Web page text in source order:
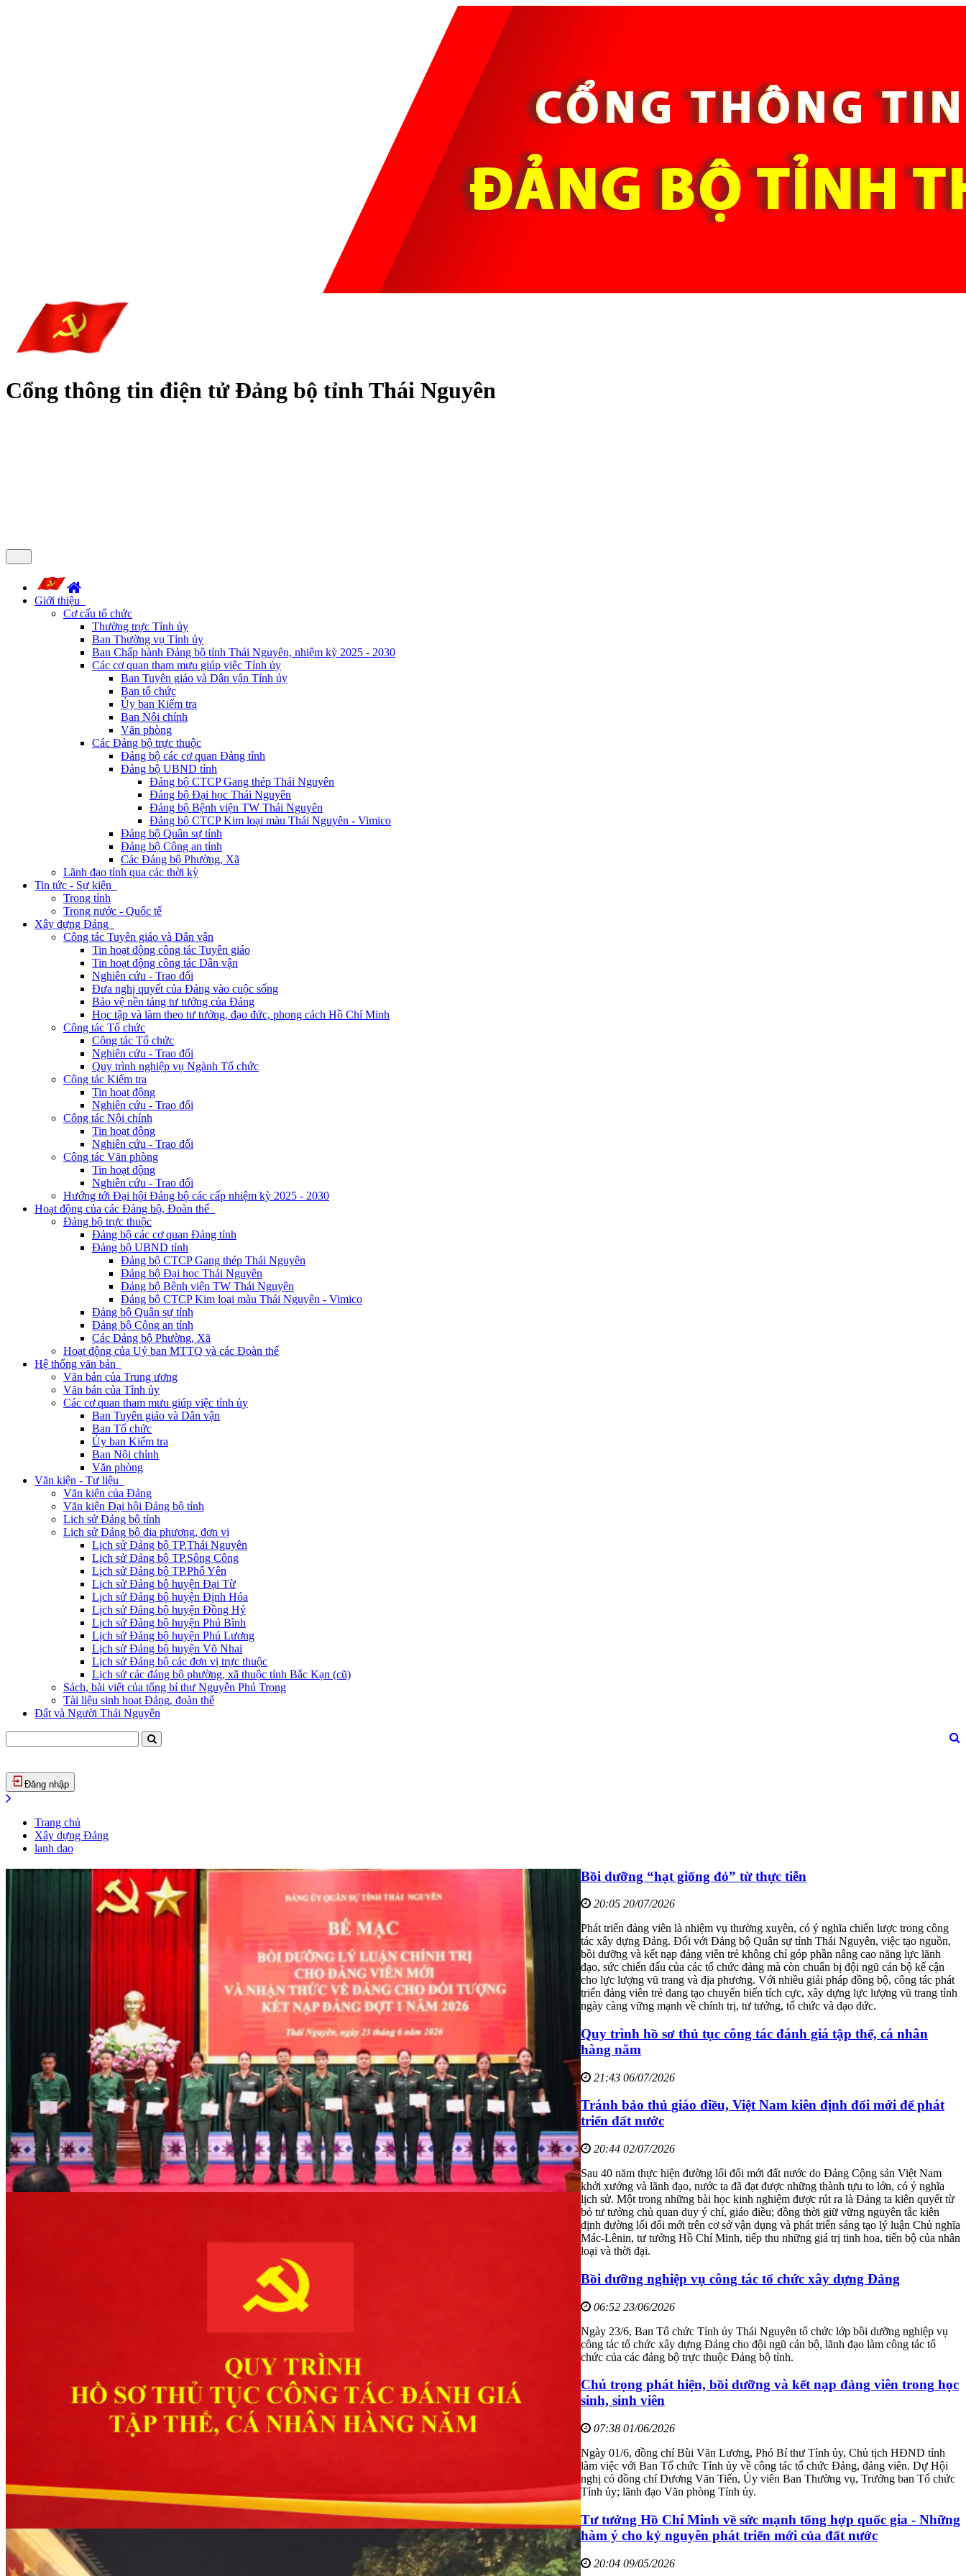
Cổng thông tin điện tử Đảng bộ tỉnh Thái Nguyên
Giới thiệu
Cơ cấu tổ chức
Thường trực Tỉnh ủy
Ban Thường vụ Tỉnh ủy
Ban Chấp hành Đảng bộ tỉnh Thái Nguyên, nhiệm kỳ 2025 - 2030
Các cơ quan tham mưu giúp việc Tỉnh ủy
Ban Tuyên giáo và Dân vận Tỉnh ủy
Ban tổ chức
Ủy ban Kiểm tra
Ban Nội chính
Văn phòng
Các Đảng bộ trực thuộc
Đảng bộ các cơ quan Đảng tỉnh
Đảng bộ UBND tỉnh
Đảng bộ CTCP Gang thép Thái Nguyên
Đảng bộ Đại học Thái Nguyên
Đảng bộ Bệnh viện TW Thái Nguyên
Đảng bộ CTCP Kim loại màu Thái Nguyên - Vimico
Đảng bộ Quân sự tỉnh
Đảng bộ Công an tỉnh
Các Đảng bộ Phường, Xã
Lãnh đạo tỉnh qua các thời kỳ
Tin tức - Sự kiện
Trong tỉnh
Trong nước - Quốc tế
Xây dựng Đảng
Công tác Tuyên giáo và Dân vận
Tin hoạt động công tác Tuyên giáo
Tin hoạt động công tác Dân vận
Nghiên cứu - Trao đổi
Đưa nghị quyết của Đảng vào cuộc sống
Bảo vệ nền tảng tư tưởng của Đảng
Học tập và làm theo tư tưởng, đạo đức, phong cách Hồ Chí Minh
Công tác Tổ chức
Công tác Tổ chức
Nghiên cứu - Trao đổi
Quy trình nghiệp vụ Ngành Tổ chức
Công tác Kiểm tra
Tin hoạt động
Nghiên cứu - Trao đổi
Công tác Nội chính
Tin hoạt động
Nghiên cứu - Trao đổi
Công tác Văn phòng
Tin hoạt động
Nghiên cứu - Trao đổi
Hướng tới Đại hội Đảng bộ các cấp nhiệm kỳ 2025 - 2030
Hoạt động của các Đảng bộ, Đoàn thể
Đảng bộ trực thuộc
Đảng bộ các cơ quan Đảng tỉnh
Đảng bộ UBND tỉnh
Đảng bộ CTCP Gang thép Thái Nguyên
Đảng bộ Đại học Thái Nguyên
Đảng bộ Bệnh viện TW Thái Nguyên
Đảng bộ CTCP Kim loại màu Thái Nguyên - Vimico
Đảng bộ Quân sự tỉnh
Đảng bộ Công an tỉnh
Các Đảng bộ Phường, Xã
Hoạt động của Uỷ ban MTTQ và các Đoàn thể
Hệ thống văn bản
Văn bản của Trung ương
Văn bản của Tỉnh ủy
Các cơ quan tham mưu giúp việc tỉnh ủy
Ban Tuyên giáo và Dân vận
Ban Tổ chức
Ủy ban Kiểm tra
Ban Nội chính
Văn phòng
Văn kiện - Tư liệu
Văn kiện của Đảng
Văn kiện Đại hội Đảng bộ tỉnh
Lịch sử Đảng bộ tỉnh
Lịch sử Đảng bộ địa phương, đơn vị
Lịch sử Đảng bộ TP.Thái Nguyên
Lịch sử Đảng bộ TP.Sông Công
Lịch sử Đảng bộ TP.Phổ Yên
Lịch sử Đảng bộ huyện Đại Từ
Lịch sử Đảng bộ huyện Định Hóa
Lịch sử Đảng bộ huyện Đồng Hỷ
Lịch sử Đảng bộ huyện Phú Bình
Lịch sử Đảng bộ huyện Phú Lương
Lịch sử Đảng bộ huyện Võ Nhai
Lịch sử Đảng bộ các đơn vị trực thuộc
Lịch sử các đảng bộ phường, xã thuộc tỉnh Bắc Kạn (cũ)
Sách, bài viết của tổng bí thư Nguyễn Phú Trọng
Tài liệu sinh hoạt Đảng, đoàn thể
Đất và Người Thái Nguyên
Đăng nhập
Trang chủ
Xây dựng Đảng
lanh dao
Bồi dưỡng “hạt giống đỏ” từ thực tiễn
20:05 20/07/2026
Phát triển đảng viên là nhiệm vụ thường xuyên, có ý nghĩa chiến lược trong công
tác xây dựng Đảng. Đối với Đảng bộ Quân sự tỉnh Thái Nguyên, việc tạo nguồn,
bồi dưỡng và kết nạp đảng viên trẻ không chỉ góp phần nâng cao năng lực lãnh
đạo, sức chiến đấu của các tổ chức đảng mà còn chuẩn bị đội ngũ cán bộ kế cận
cho lực lượng vũ trang và địa phương. Với nhiều giải pháp đồng bộ, công tác phát
triển đảng viên trẻ đang tạo chuyển biến tích cực, xây dựng lực lượng vũ trang tỉnh
ngày càng vững mạnh về chính trị, tư tưởng, tổ chức và đạo đức.
Quy trình hồ sơ thủ tục công tác đánh giá tập thể, cá nhân
hàng năm
21:43 06/07/2026
Tránh bảo thủ giáo điều, Việt Nam kiên định đổi mới để phát
triển đất nước
20:44 02/07/2026
Sau 40 năm thực hiện đường lối đổi mới đất nước do Đảng Cộng sản Việt Nam
khởi xướng và lãnh đạo, nước ta đã đạt được những thành tựu to lớn, có ý nghĩa
lịch sử. Một trong những bài học kinh nghiệm được rút ra là Đảng ta kiên quyết từ
bỏ tư tưởng chủ quan duy ý chí, giáo điều; đồng thời giữ vững nguyên tắc kiên
định đường lối đổi mới trên cơ sở vận dụng và phát triển sáng tạo lý luận Chủ nghĩa
Mác-Lênin, tư tưởng Hồ Chí Minh, tiếp thu những giá trị tinh hoa, tiến bộ của nhân
loại và thời đại.
Bồi dưỡng nghiệp vụ công tác tổ chức xây dựng Đảng
06:52 23/06/2026
Ngày 23/6, Ban Tổ chức Tỉnh ủy Thái Nguyên tổ chức lớp bồi dưỡng nghiệp vụ
công tác tổ chức xây dựng Đảng cho đội ngũ cán bộ, lãnh đạo làm công tác tổ
chức của các đảng bộ trực thuộc Đảng bộ tỉnh.
Chú trọng phát hiện, bồi dưỡng và kết nạp đảng viên trong học
sinh, sinh viên
07:38 01/06/2026
Ngày 01/6, đồng chí Bùi Văn Lương, Phó Bí thư Tỉnh ủy, Chủ tịch HĐND tỉnh
làm việc với Ban Tổ chức Tỉnh ủy về công tác tổ chức Đảng, đảng viên. Dự Hội
nghị có đồng chí Dương Văn Tiến, Ủy viên Ban Thường vụ, Trưởng ban Tổ chức
Tỉnh ủy; lãnh đạo Văn phòng Tỉnh ủy.
Tư tưởng Hồ Chí Minh về sức mạnh tổng hợp quốc gia - Những
hàm ý cho kỷ nguyên phát triển mới của đất nước
20:04 09/05/2026